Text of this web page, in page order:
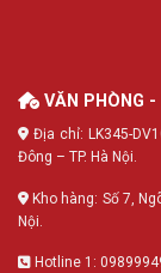
VĂN PHÒNG -
Địa chỉ: LK345-
Đông – TP. Hà Nội.
Kho hàng: Số 7,
Nội.
Hotline 1: